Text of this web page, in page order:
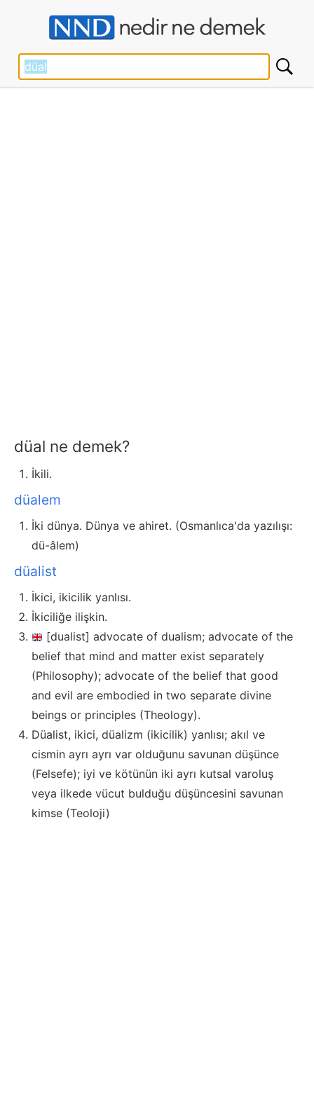
düal ne demek?
İkili.
düalem
İki dünya. Dünya ve ahiret. (Osmanlıca'da yazılışı:
dü-âlem)
düalist
İkici, ikicilik yanlısı.
İkiciliğe ilişkin.
[dualist] advocate of dualism; advocate of the
belief that mind and matter exist separately
(Philosophy); advocate of the belief that good
and evil are embodied in two separate divine
beings or principles (Theology).
Düalist, ikici, düalizm (ikicilik) yanlısı; akıl ve
cismin ayrı ayrı var olduğunu savunan düşünce
(Felsefe); iyi ve kötünün iki ayrı kutsal varoluş
veya ilkede vücut bulduğu düşüncesini savunan
kimse (Teoloji)